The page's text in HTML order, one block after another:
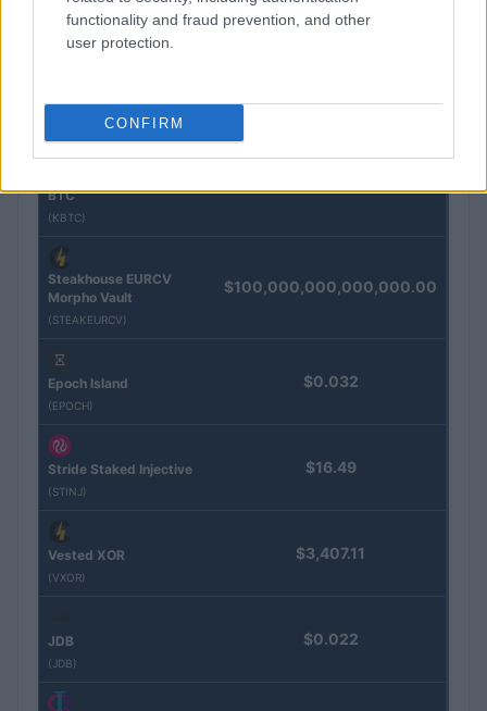
functionality and fraud prevention, and other
user protection.
CONFIRM
Nome Prezzo
BTC
(KBTC)
Steakhouse EURCV
Morpho Vault
(STEAKEURCV)
$100,000,000,000,000.00
Epoch Island
(EPOCH)
$0.032
Stride Staked Injective
(STINJ)
$16.49
Vested XOR
(VXOR)
$3,407.11
JDB
(JDB)
$0.022